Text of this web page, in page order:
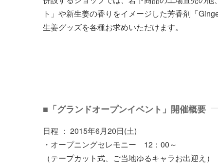
ト」や新生姜の香りをイメージした芳香剤「
生姜グッズを各種お求めいただけます。
■「グランドオープンイベント」開催概要
日程 ： 2015年6月20日(土)
・オープニングセレモニー 12：00～
（テープカット式、ご当地ゆるキャラお出迎え）